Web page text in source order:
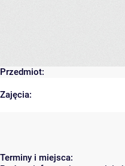
Przedmiot:
Zajęcia:
Terminy i miejsca: